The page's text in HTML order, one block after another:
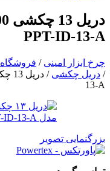
PPT-ID-13-A
چرخ ابزار امینی / فروشگاه
/ دریل چکشی /
13-A
بزرگنمایی تصویر